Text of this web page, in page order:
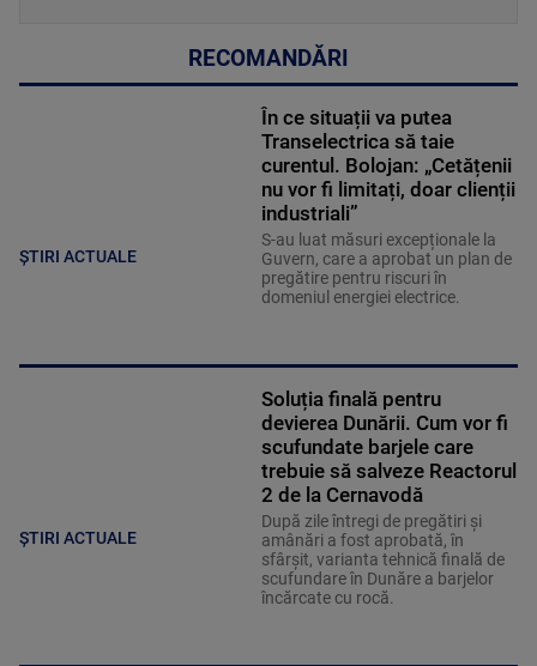
RECOMANDĂRI
ȘTIRI ACTUALE
În ce situații va putea
Transelectrica să taie
curentul. Bolojan: „Cetățenii
nu vor fi limitați, doar clienții
industriali”
S-au luat măsuri excepționale la
Guvern, care a aprobat un plan de
pregătire pentru riscuri în
domeniul energiei electrice.
ȘTIRI ACTUALE
Soluția finală pentru
devierea Dunării. Cum vor fi
scufundate barjele care
trebuie să salveze Reactorul
2 de la Cernavodă
După zile întregi de pregătiri și
amânări a fost aprobată, în
sfârșit, varianta tehnică finală de
scufundare în Dunăre a barjelor
încărcate cu rocă.